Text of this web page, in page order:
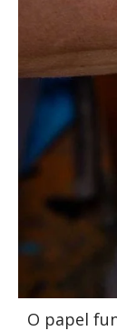
O papel